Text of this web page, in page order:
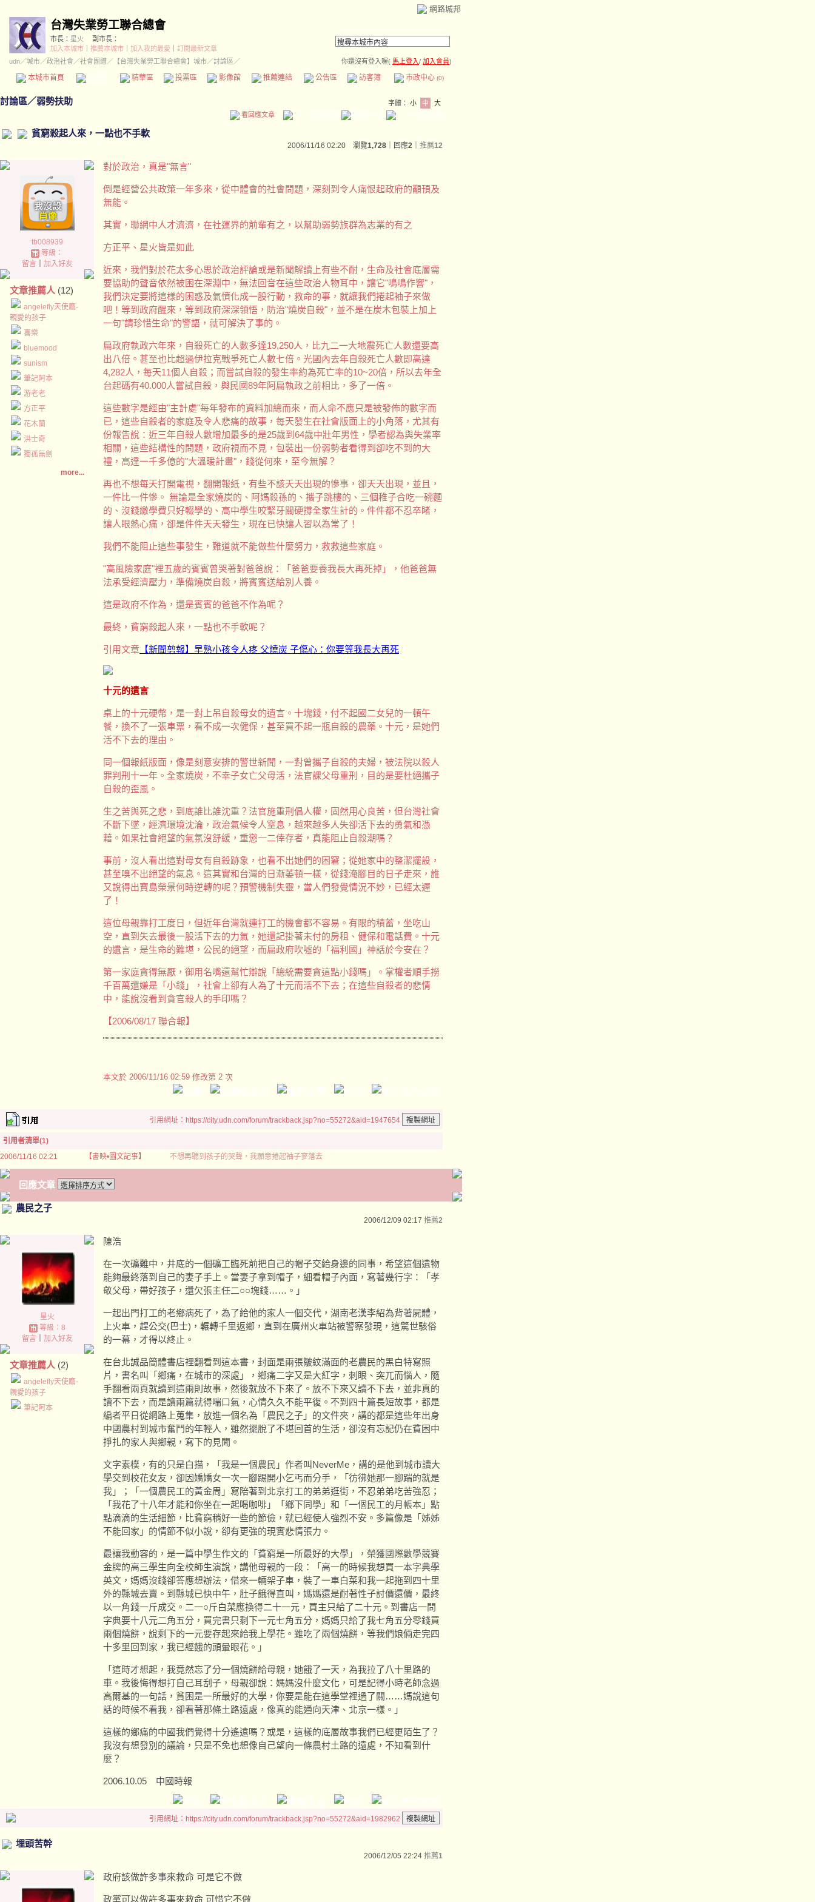
網路城邦
台灣失業勞工聯合總會
市長： 星火
副市長：
加入本城市
推薦本城市 加入我的最愛
訂閱最新文章
udn／城市／政治社會 ／社會團體／ 【台灣失業勞工聯合總會】城市／討論區／ 你還沒有登入喔( 馬上登入/ 加入會員)
本城市首頁 精華區 投票區 影像館 推薦連結 公告區 訪客簿 市政中心 (0)
討論區／弱勢扶助 字體： 小 中
大
看回應文章
貧窮殺起人來，一點也不手軟
2006/11/16 02:20 瀏覽1,728 ｜回應2 推薦12
tb008939
等級：
留言｜ 加入好友
文章推薦人 (12)
angelefly天使鷹-
親愛的孩子
喜樂
bluemood
sunism
筆記阿本
游老老
方正平
花木蘭
洪士奇
獨孤無劍
more...
對於政治，真是"無言"
倒是經營公共政策一年多來，從中體會的社會問題，深刻到令人痛恨起政府的顢頇及
無能。
其實，聯網中人才濟濟，在社運界的前輩有之，以幫助弱勢族群為志業的有之
方正平、星火皆是如此
近來，我們對於花太多心思於政治評論或是新聞解讀上有些不耐，生命及社會底層需
要協助的聲音依然被困在深淵中，無法回音在這些政治人物耳中，讓它"鳴鳴作響"，
我們決定要將這樣的困惑及氣憤化成一股行動，救命的事，就讓我們捲起袖子來做
吧！等到政府醒來，等到政府深深領悟，防治"燒炭自殺"，並不是在炭木包裝上加上
一句"請珍惜生命"的警語，就可解決了事的。
扁政府執政六年來，自殺死亡的人數多達19,250人，比九二一大地震死亡人數還要高
出八倍。甚至也比超過伊拉克戰爭死亡人數七倍。光國內去年自殺死亡人數即高達
4,282人，每天11個人自殺；而嘗試自殺的發生率約為死亡率的10~20倍，所以去年全
台起碼有40.000人嘗試自殺，與民國89年阿扁執政之前相比，多了一倍。
這些數字是經由"主計處"每年發布的資料加總而來，而人命不應只是被發佈的數字而
已，這些自殺者的家庭及令人悲痛的故事，每天發生在社會版面上的小角落，尤其有
份報告說：近三年自殺人數增加最多的是25歲到64歲中壯年男性，學者認為與失業率
相關，這些結構性的問題，政府視而不見，包裝出一份弱勢者看得到卻吃不到的大
禮，高達一千多億的"大溫暖計畫"，錢從何來，至今無解？
再也不想每天打開電視，翻開報紙，有些不該天天出現的慘事，卻天天出現，並且，
一件比一件慘。 無論是全家燒炭的、阿媽殺孫的、攜子跳樓的、三個稚子合吃一碗麵
的、沒錢繳學費只好輟學的、高中學生咬緊牙關硬撐全家生計的。件件都不忍卒睹，
讓人眼熱心痛，卻是件件天天發生，現在已快讓人習以為常了！
我們不能阻止這些事發生，難道就不能做些什麼努力，救救這些家庭。
"高風險家庭"裡五歲的賓賓曾哭著對爸爸說：「爸爸要養我長大再死掉」，他爸爸無
法承受經濟壓力，準備燒炭自殺，將賓賓送給別人養。
這是政府不作為，還是賓賓的爸爸不作為呢？
最終，貧窮殺起人來，一點也不手軟呢？
引用文章 【新聞剪報】早熟小孩令人疼 父燒炭 子傷心：你要等我長大再死
十元的遺言
桌上的十元硬幣，是一對上吊自殺母女的遺言。十塊錢，付不起國二女兒的一頓午
餐，換不了一張車票，看不成一次健保，甚至買不起一瓶自殺的農藥。十元，是她們
活不下去的理由。
同一個報紙版面，像是刻意安排的警世新聞，一對曾攜子自殺的夫婦，被法院以殺人
罪判刑十一年。全家燒炭，不幸子女亡父母活，法官課父母重刑，目的是要杜絕攜子
自殺的歪風。
生之苦與死之悲，到底誰比誰沈重？法官施重刑倡人權，固然用心良苦，但台灣社會
不斷下墜，經濟環境沈淪，政治氣候令人窒息，越來越多人失卻活下去的勇氣和憑
藉。如果社會絕望的氣氛沒舒緩，重懲一二倖存者，真能阻止自殺潮嗎？
事前，沒人看出這對母女有自殺跡象，也看不出她們的困窘；從她家中的整潔擺設，
甚至嗅不出絕望的氣息。這其實和台灣的日漸萎頓一樣，從錢淹腳目的日子走來，誰
又說得出寶島榮景何時逆轉的呢？預警機制失靈，當人們發覺情況不妙，已經太遲
了！
這位母親靠打工度日，但近年台灣就連打工的機會都不容易。有限的積蓄，坐吃山
空，直到失去最後一股活下去的力氣，她還記掛著未付的房租、健保和電話費。十元
的遺言，是生命的難堪，公民的絕望，而扁政府吹噓的「福利國」神話於今安在？
第一家庭貪得無厭，御用名嘴還幫忙辯說「總統需要貪這點小錢嗎」。掌權者順手撈
千百萬還嫌是「小錢」，社會上卻有人為了十元而活不下去；在這些自殺者的悲情
中，能說沒看到貪官殺人的手印嗎？
【2006/08/17 聯合報】
本文於 2006/11/16 02:59 修改第 2 次
引用網址：https://city.udn.com/forum/trackback.jsp?no=55272&aid=1947654
引用者清單(1)
2006/11/16 02:21
【書映•圖文記事】 不想再聽到孩子的哭聲，我願意捲起袖子寥落去
回應文章
農民之子
2006/12/09 02:17 推薦2
星火
等級：8
留言｜ 加入好友
文章推薦人 (2)
angelefly天使鷹-
親愛的孩子
筆記阿本
陳浩
在一次礦難中，井底的一個礦工臨死前把自己的帽子交給身邊的同事，希望這個遺物
能夠最終落到自己的妻子手上。當妻子拿到帽子，細看帽子內面，寫著幾行字：「孝
敬父母，帶好孩子，還欠張主任二○○塊錢……。」
一起出門打工的老鄉病死了，為了給他的家人一個交代，湖南老漢李紹為背著屍體，
上火車，趕公交(巴士)，輾轉千里返鄉，直到在廣州火車站被警察發現，這驚世駭俗
的一幕，才得以終止。
在台北誠品簡體書店裡翻看到這本書，封面是兩張皺紋滿面的老農民的黑白特寫照
片，書名叫「鄉痛，在城市的深處」，鄉痛二字又是大紅字，刺眼、突兀而惱人，隨
手翻看兩頁就讀到這兩則故事，然後就放不下來了。放不下來又讀不下去，並非真的
讀不下去，而是讀兩篇就得喘口氣，心情久久不能平復。不到四十篇長短故事，都是
編者平日從網路上蒐集，放進一個名為「農民之子」的文件夾，講的都是這些年出身
中國農村到城市奮鬥的年輕人，雖然擺脫了不堪回首的生活，卻沒有忘記仍在貧困中
掙扎的家人與鄉親，寫下的見聞。
文字素樸，有的只是白描，「我是一個農民」作者叫NeverMe，講的是他到城市讀大
學交到校花女友，卻因嬌嬌女一次一腳踢開小乞丐而分手，「彷彿她那一腳踹的就是
我」；「一個農民工的黃金周」寫陪著到北京打工的弟弟逛街，不忍弟弟吃苦強忍；
「我花了十八年才能和你坐在一起喝咖啡」「鄉下同學」和「一個民工的月帳本」點
點滴滴的生活細節，比貧窮稍好一些的節儉，就已經使人強烈不安。多篇像是「姊姊
不能回家」的情節不似小說，卻有更強的現實悲情張力。
最讓我動容的，是一篇中學生作文的「貧窮是一所最好的大學」，榮獲國際數學競賽
金牌的高三學生向全校師生演說，講他母親的一段：「高一的時候我想買一本字典學
英文，媽媽沒錢卻答應想辦法，借來一輛架子車，裝了一車白菜和我一起拖到四十里
外的縣城去賣。到縣城已快中午，肚子餓得直叫，媽媽還是耐著性子討價還價，最終
以一角錢一斤成交。二一○斤白菜應換得二十一元，買主只給了二十元。到書店一問
字典要十八元二角五分，買完書只剩下一元七角五分，媽媽只給了我七角五分零錢買
兩個燒餅，說剩下的一元要存起來給我上學花。雖吃了兩個燒餅，等我們娘倆走完四
十多里回到家，我已經餓的頭暈眼花。」
「這時才想起，我竟然忘了分一個燒餅給母親，她餓了一天，為我拉了八十里路的
車。我後悔得想打自己耳刮子，母親卻說：媽媽沒什麼文化，可是記得小時老師念過
高爾基的一句話，貧困是一所最好的大學，你要是能在這學堂裡過了關……媽說這句
話的時候不看我，卻看著那條土路遠處，像真的能通向天津、北京一樣。」
這樣的鄉痛的中國我們覺得十分遙遠嗎？或是，這樣的底層故事我們已經更陌生了？
我沒有想發別的議論，只是不免也想像自己望向一條農村土路的遠處，不知看到什
麼？
2006.10.05 中國時報
引用網址：https://city.udn.com/forum/trackback.jsp?no=55272&aid=1982962
埋頭苦幹
2006/12/05 22:24 推薦1
政府該做許多事來救命 可是它不做
政黨可以做許多事來救命 可惜它不做